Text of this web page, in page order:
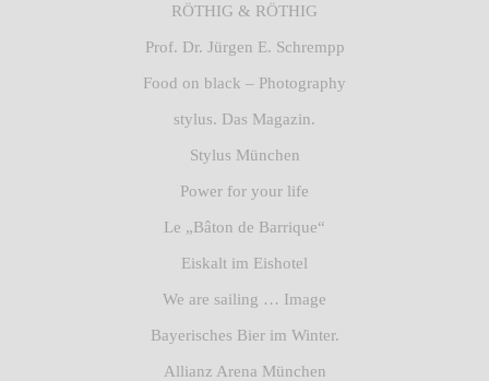
RÖTHIG & RÖTHIG
Prof. Dr. Jürgen E. Schrempp
Food on black – Photography
stylus. Das Magazin.
Stylus München
Power for your life
Le „Bâton de Barrique“
Eiskalt im Eishotel
We are sailing … Image
Bayerisches Bier im Winter.
Allianz Arena München